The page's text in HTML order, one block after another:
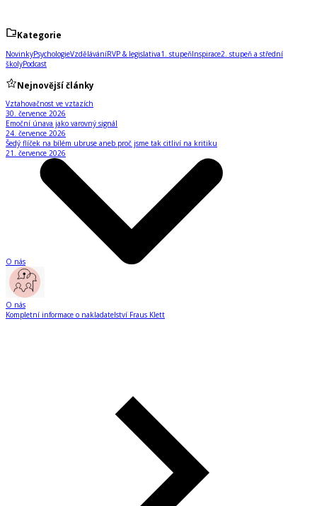
Kategorie
NovinkyPsychologieVzděláváníRVP & legislativa1. stupeňInspirace2. stupeň a střední
školyPodcast
Nejnovější články
Vztahovačnost ve vztazích
30. července 2026
Emoční únava jako varovný signál
24. července 2026
Šedý flíček na bílém ubruse aneb proč jsme tak citliví na kritiku
21. července 2026
O nás
O nás
Kompletní informace o nakladatelství Fraus Klett